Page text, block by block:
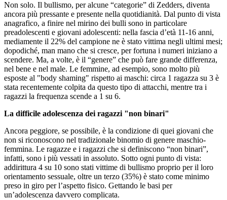
Non solo. Il bullismo, per alcune “categorie” di Zedders, diventa
ancora più pressante e presente nella quotidianità. Dal punto di vista
anagrafico, a finire nel mirino dei bulli sono in particolare
preadolescenti e giovani adolescenti: nella fascia d’età 11-16 anni,
mediamente il 22% del campione ne è stato vittima negli ultimi mesi;
dopodiché, man mano che si cresce, per fortuna i numeri iniziano a
scendere. Ma, a volte, è il “genere” che può fare grande differenza,
nel bene e nel male. Le femmine, ad esempio, sono molto più
esposte al "body shaming" rispetto ai maschi: circa 1 ragazza su 3 è
stata recentemente colpita da questo tipo di attacchi, mentre tra i
ragazzi la frequenza scende a 1 su 6.
La difficile adolescenza dei ragazzi "non binari"
Ancora peggiore, se possibile, è la condizione di quei giovani che
non si riconoscono nel tradizionale binomio di genere maschio-
femmina. Le ragazze e i ragazzi che si definiscono “non binari”,
infatti, sono i più vessati in assoluto. Sotto ogni punto di vista:
addirittura 4 su 10 sono stati vittime di bullismo proprio per il loro
orientamento sessuale, oltre un terzo (35%) è stato come minimo
preso in giro per l’aspetto fisico. Gettando le basi per
un’adolescenza davvero complicata.